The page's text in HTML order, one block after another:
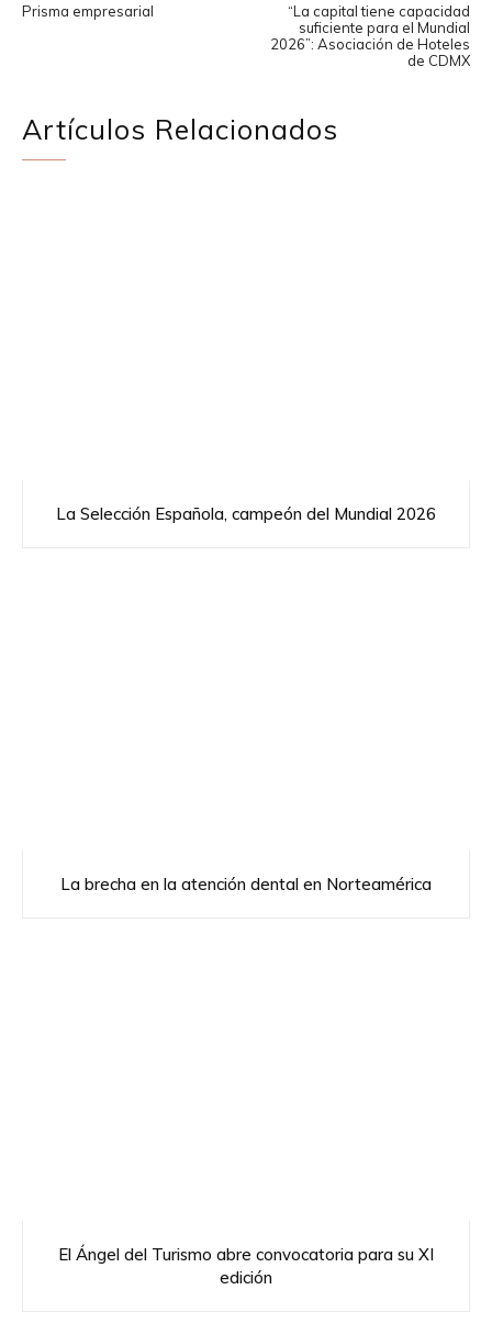
Prisma empresarial
“La capital tiene capacidad
suficiente para el Mundial
2026”: Asociación de Hoteles
de CDMX
Artículos Relacionados
La Selección Española, campeón del Mundial 2026
La brecha en la atención dental en Norteamérica
El Ángel del Turismo abre convocatoria para su XI
edición